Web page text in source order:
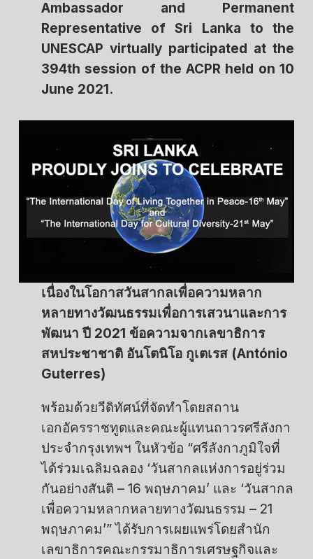
Ambassador and Permanent
Representative of Sri Lanka to the
UNESCAP virtually participated at the
394th session of the ACPR held on 10
June 2021.
เนื่องในโอกาสวันสากลเพื่อความหลาก
หลายทางวัฒนธรรมเพื่อการเสวนาและการ
พัฒนา ปี 2021 ข้อความจากเลขาธิการ
สหประชาชาติ อันโตนิโอ กูเตเรส (António
Guterres)
พร้อมด้วยวีดิทัศน์ที่จัดทำโดยสถาน
เอกอัครราชทูตและคณะผู้แทนถาวรศรีลังกา
ประจำกรุงเทพฯ ในหัวข้อ “ศรีลังกาภูมิใจที่
ได้ร่วมเฉลิมฉลอง ‘วันสากลแห่งการอยู่ร่วม
กันอย่างสันติ – 16 พฤษภาคม’ และ ‘วันสากล
เพื่อความหลากหลายทางวัฒนธรรม – 21
พฤษภาคม’” ได้รับการเผยแพร่โดยสำนัก
เลขาธิการคณะกรรมาธิการเศรษฐกิจและ